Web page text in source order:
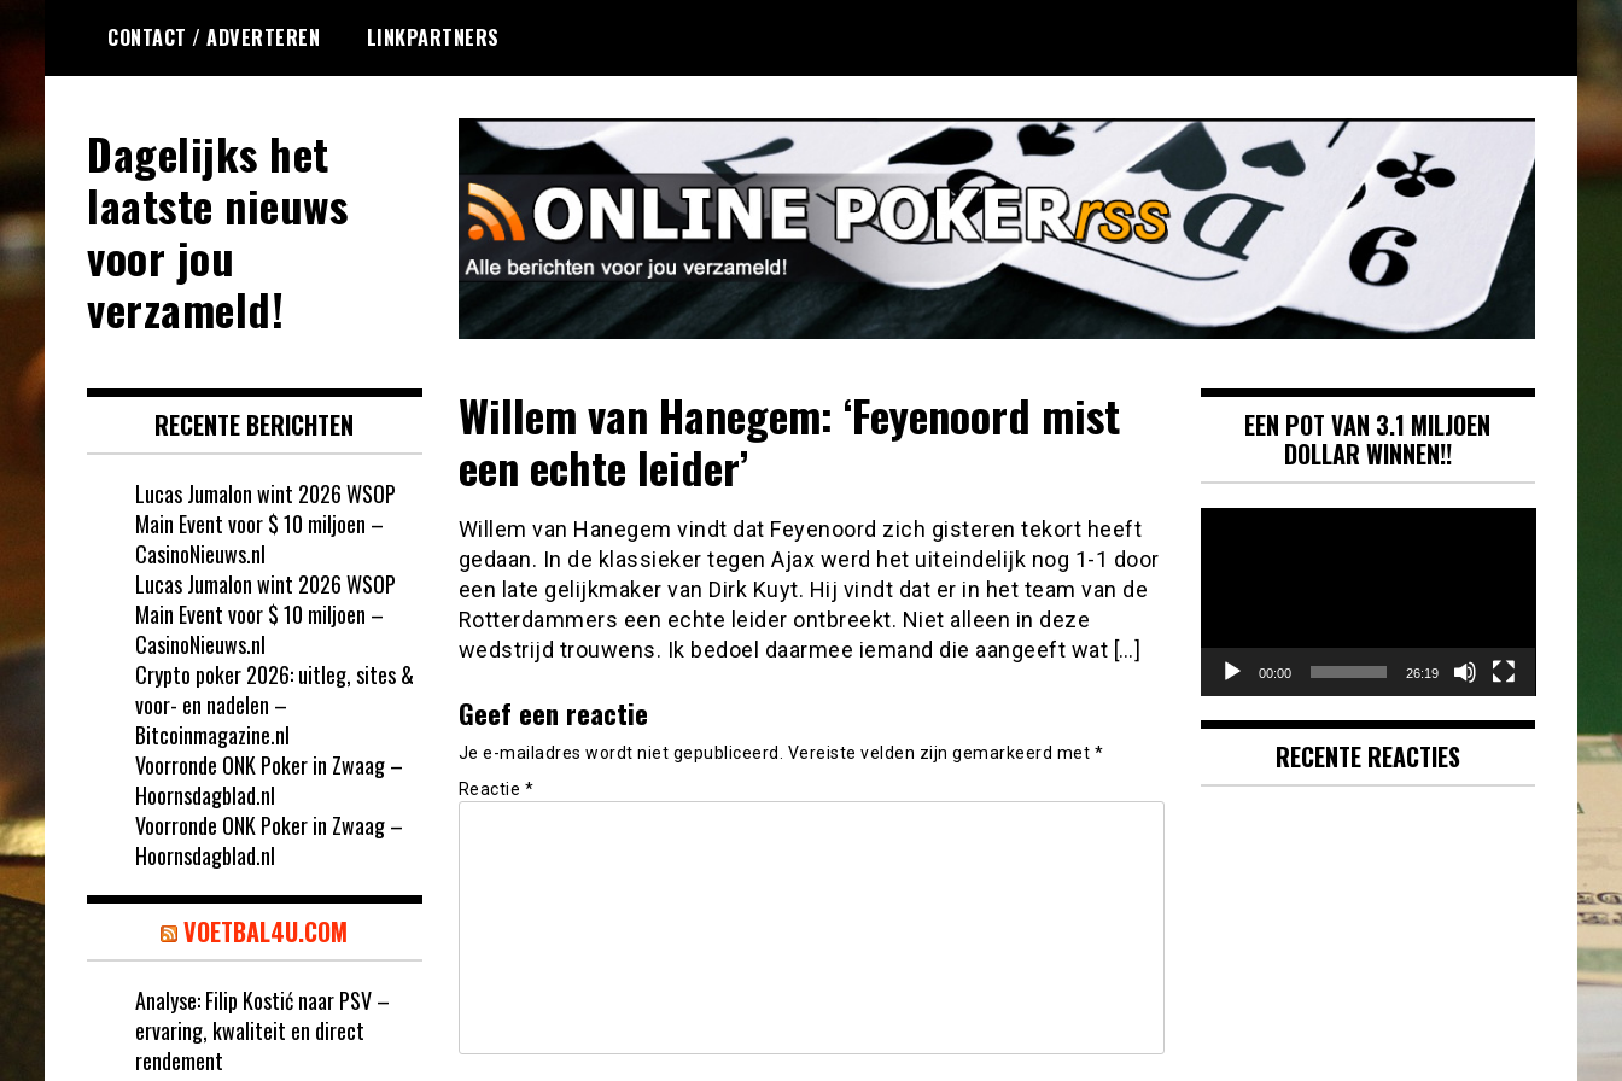
naar
de
CONTACT / ADVERTEREN LINKPARTNERS
Dagelijks het
laatste nieuws
voor jou
verzameld!
Willem van Hanegem: ‘Feyenoord mist
een echte leider’
Willem van Hanegem vindt dat Feyenoord zich gisteren tekort heeft
gedaan. In de klassieker tegen Ajax werd het uiteindelijk nog 1-1 door
een late gelijkmaker van Dirk Kuyt. Hij vindt dat er in het team van de
Rotterdammers een echte leider ontbreekt. Niet alleen in deze
wedstrijd trouwens. Ik bedoel daarmee iemand die aangeeft wat […]
Geef een reactie
Je e-mailadres wordt niet gepubliceerd. Vereiste velden zijn gemarkeerd met *
Reactie *
RECENTE BERICHTEN
Lucas Jumalon wint 2026 WSOP
Main Event voor $ 10 miljoen –
CasinoNieuws.nl
Lucas Jumalon wint 2026 WSOP
Main Event voor $ 10 miljoen –
CasinoNieuws.nl
Crypto poker 2026: uitleg, sites &
voor- en nadelen –
Bitcoinmagazine.nl
Voorronde ONK Poker in Zwaag –
Hoornsdagblad.nl
Voorronde ONK Poker in Zwaag –
Hoornsdagblad.nl
VOETBAL4U.COM
Analyse: Filip Kostić naar PSV –
ervaring, kwaliteit en direct
rendement
EEN POT VAN 3.1 MILJOEN
DOLLAR WINNEN!!
00:00 26:19
RECENTE REACTIES